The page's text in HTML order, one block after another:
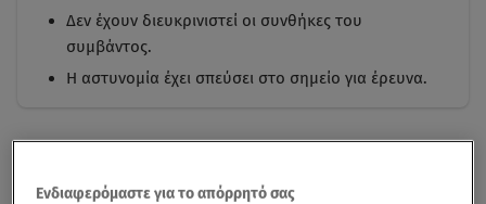
Δεν έχουν διευκρινιστεί οι συνθήκες του
συμβάντος.
Η αστυνομία έχει σπεύσει στο σημείο για έρευνα.
Ενδιαφερόμαστε για το απόρρητό σας